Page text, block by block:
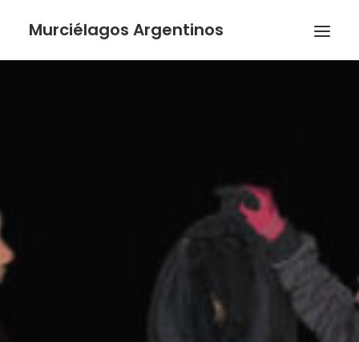
Murciélagos Argentinos